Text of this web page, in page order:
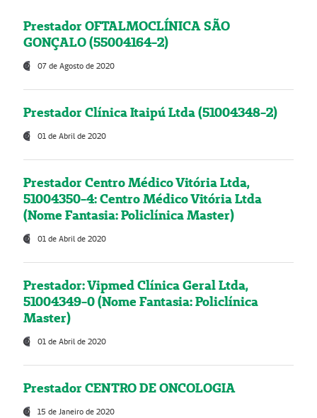
Prestador OFTALMOCLÍNICA SÃO
GONÇALO (55004164-2)
07 de Agosto de 2020
Prestador Clínica Itaipú Ltda (51004348-2)
01 de Abril de 2020
Prestador Centro Médico Vitória Ltda,
51004350-4: Centro Médico Vitória Ltda
(Nome Fantasia: Policlínica Master)
01 de Abril de 2020
Prestador: Vipmed Clínica Geral Ltda,
51004349-0 (Nome Fantasia: Policlínica
Master)
01 de Abril de 2020
Prestador CENTRO DE ONCOLOGIA
15 de Janeiro de 2020